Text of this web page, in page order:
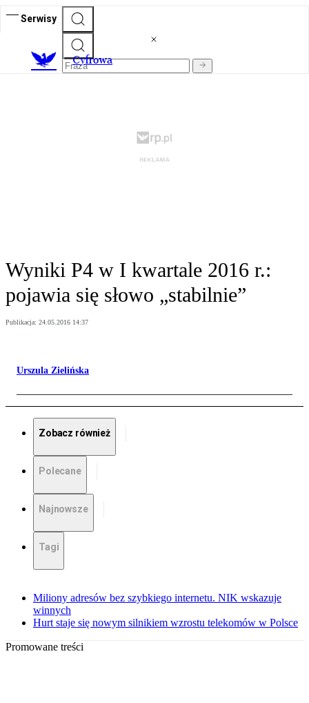
Serwisy
Cyfrowa
Wyniki P4 w I kwartale 2016 r.:
pojawia się słowo „stabilnie”
Publikacja: 24.05.2016 14:37
Urszula Zielińska
Zobacz również
Polecane
Najnowsze
Tagi
Miliony adresów bez szybkiego internetu. NIK wskazuje
winnych
Hurt staje się nowym silnikiem wzrostu telekomów w Polsce
Promowane treści